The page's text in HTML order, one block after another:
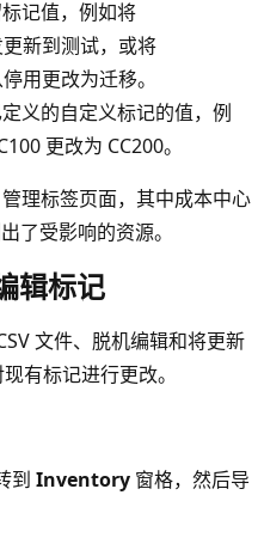
记值，例如将
新到测试，或将
用更改为迁移。
义的自定义标记的值，例
更改为 CC200。
理标签页面，其中成本中心
了受影响的资源。
辑标记
文件、脱机编辑和将更新
有标记进行更改。
到 Inventory 窗格，然后导